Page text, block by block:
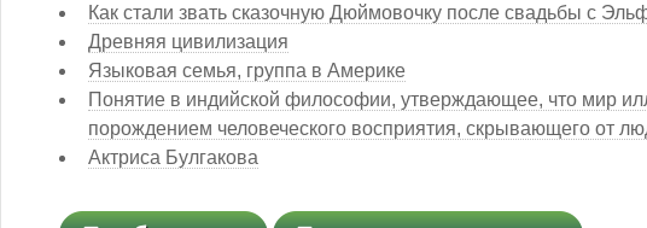
Как стали звать сказочную Дюймовочку после свадьбы с
Древняя цивилизация
Языковая семья, группа в Америке
Понятие в индийской философии, утверждающее, что мир
порождением человеческого восприятия, скрывающего от
Актриса Булгакова